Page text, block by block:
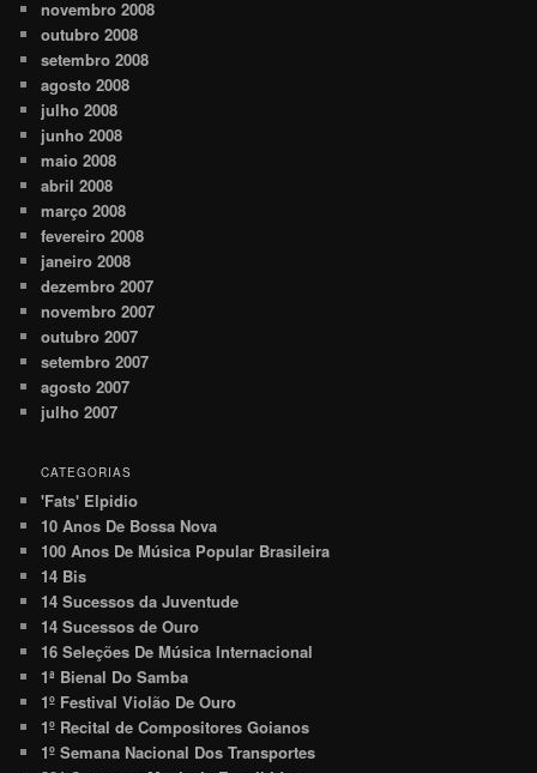
novembro 2008
outubro 2008
setembro 2008
agosto 2008
julho 2008
junho 2008
maio 2008
abril 2008
março 2008
fevereiro 2008
janeiro 2008
dezembro 2007
novembro 2007
outubro 2007
setembro 2007
agosto 2007
julho 2007
CATEGORIAS
'Fats' Elpidio
10 Anos De Bossa Nova
100 Anos De Música Popular Brasileira
14 Bis
14 Sucessos da Juventude
14 Sucessos de Ouro
16 Seleções De Música Internacional
1ª Bienal Do Samba
1º Festival Violão De Ouro
1º Recital de Compositores Goianos
1º Semana Nacional Dos Transportes